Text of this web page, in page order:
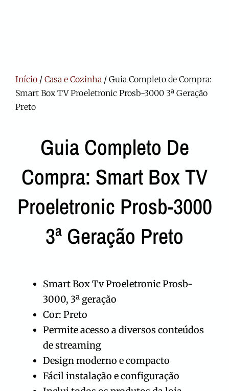
Início / Casa e Cozinha / Guia Completo de Compra:
Smart Box TV Proeletronic Prosb-3000 3ª Geração
Preto
Guia Completo De
Compra: Smart Box TV
Proeletronic Prosb-3000
3ª Geração Preto
Smart Box Tv Proeletronic Prosb-
3000, 3ª geração
Cor: Preto
Permite acesso a diversos conteúdos
de streaming
Design moderno e compacto
Fácil instalação e configuração